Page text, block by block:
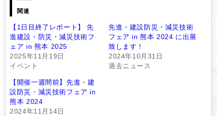
関連
【1日目終了レポート】 先
進建設・防災・減災技術フ
ェア in 熊本 2025
2025年11月19日
イベント
先進・建設防災・減災技術
フェア in 熊本 2024 に出展
致します！
2024年10月31日
過去ニュース
【開催一週間前】先進・建
設防災・減災技術フェア in
熊本 2024
2024年11月14日